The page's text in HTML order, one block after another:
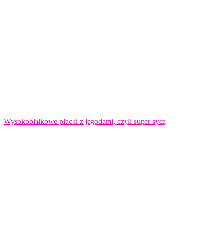
Wysokobiałkowe placki z jagodami, czyli super sycą